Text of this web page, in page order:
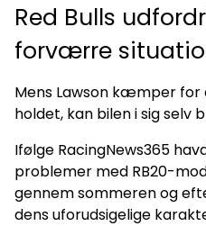
Red Bulls
forværre
Mens Lawson kæmper for
holdet, kan bilen i sig selv
Ifølge RacingNews365
problemer med RB20-
gennem sommeren og
dens uforudsigelige